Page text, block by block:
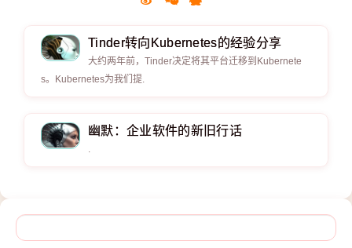
Tinder转向Kubernetes的经验分享
大约两年前，Tinder决定将其平台迁移到Kubernete
s。Kubernetes为我们提.
幽默：企业软件的新旧行话